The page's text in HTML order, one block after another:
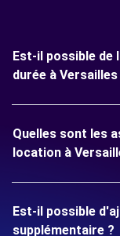
Est-il possible de
durée à Versailles
Quelles sont les
location à
Est-il possible
supplémentaire ?